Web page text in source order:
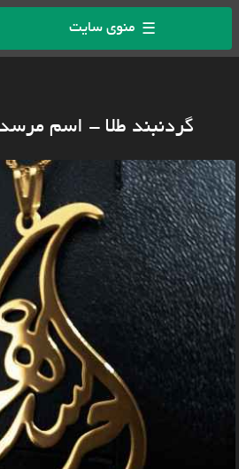
☰ منوی سایت
گردنبند طلا - اسم